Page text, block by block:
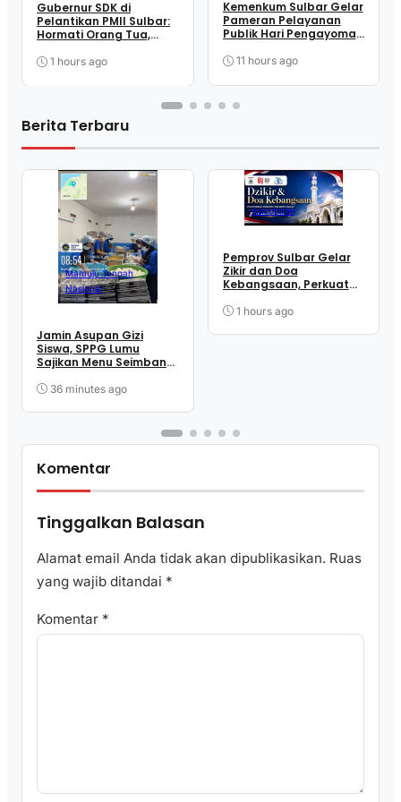
Gubernur SDK di
Pelantikan PMII Sulbar:
Hormati Orang Tua,
Bijak, Tapi Jangan Ragu
1 hours ago
Kemenkum Sulbar Gelar
Pameran Pelayanan
Publik Hari Pengayoman
Layanan ke Masyarakat
11 hours ago
Berita Terbaru
Mamuju Tengah
Nasional
Jamin Asupan Gizi
Siswa, SPPG Lumu
Sajikan Menu Seimbang
36 minutes ago
Advetorial
Pemprov Sulbar Gelar
Zikir dan Doa
Kebangsaan, Perkuat
Kemerdekaan dan
1 hours ago
Komentar
Tinggalkan Balasan
Alamat email Anda tidak akan dipublikasikan. Ruas
yang wajib ditandai *
Komentar *